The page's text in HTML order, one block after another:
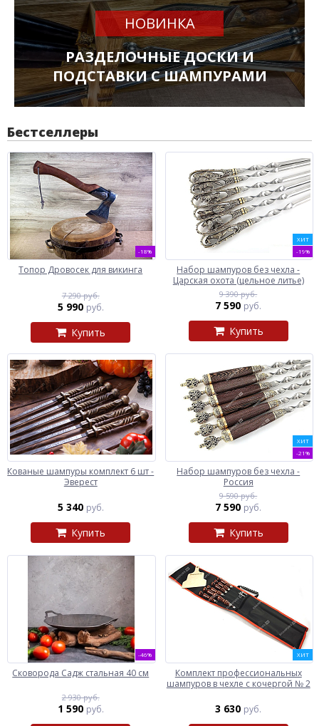
НОВИНКА
РАЗДЕЛОЧНЫЕ ДОСКИ И
ПОДСТАВКИ С ШАМПУРАМИ
Бестселлеры
-18%
Топор Дровосек для викинга
7 290 руб.
5 990 руб.
Купить
ХИТ
-19%
Набор шампуров без чехла -
Царская охота (цельное литье)
9 390 руб.
7 590 руб.
Купить
Кованые шампуры комплект 6 шт -
Эверест
5 340 руб.
Купить
ХИТ
-21%
Набор шампуров без чехла -
Россия
9 590 руб.
7 590 руб.
Купить
-46%
Сковорода Садж стальная 40 см
2 930 руб.
1 590 руб.
ХИТ
Комплект профессиональных
шампуров в чехле с кочергой № 2
3 630 руб.